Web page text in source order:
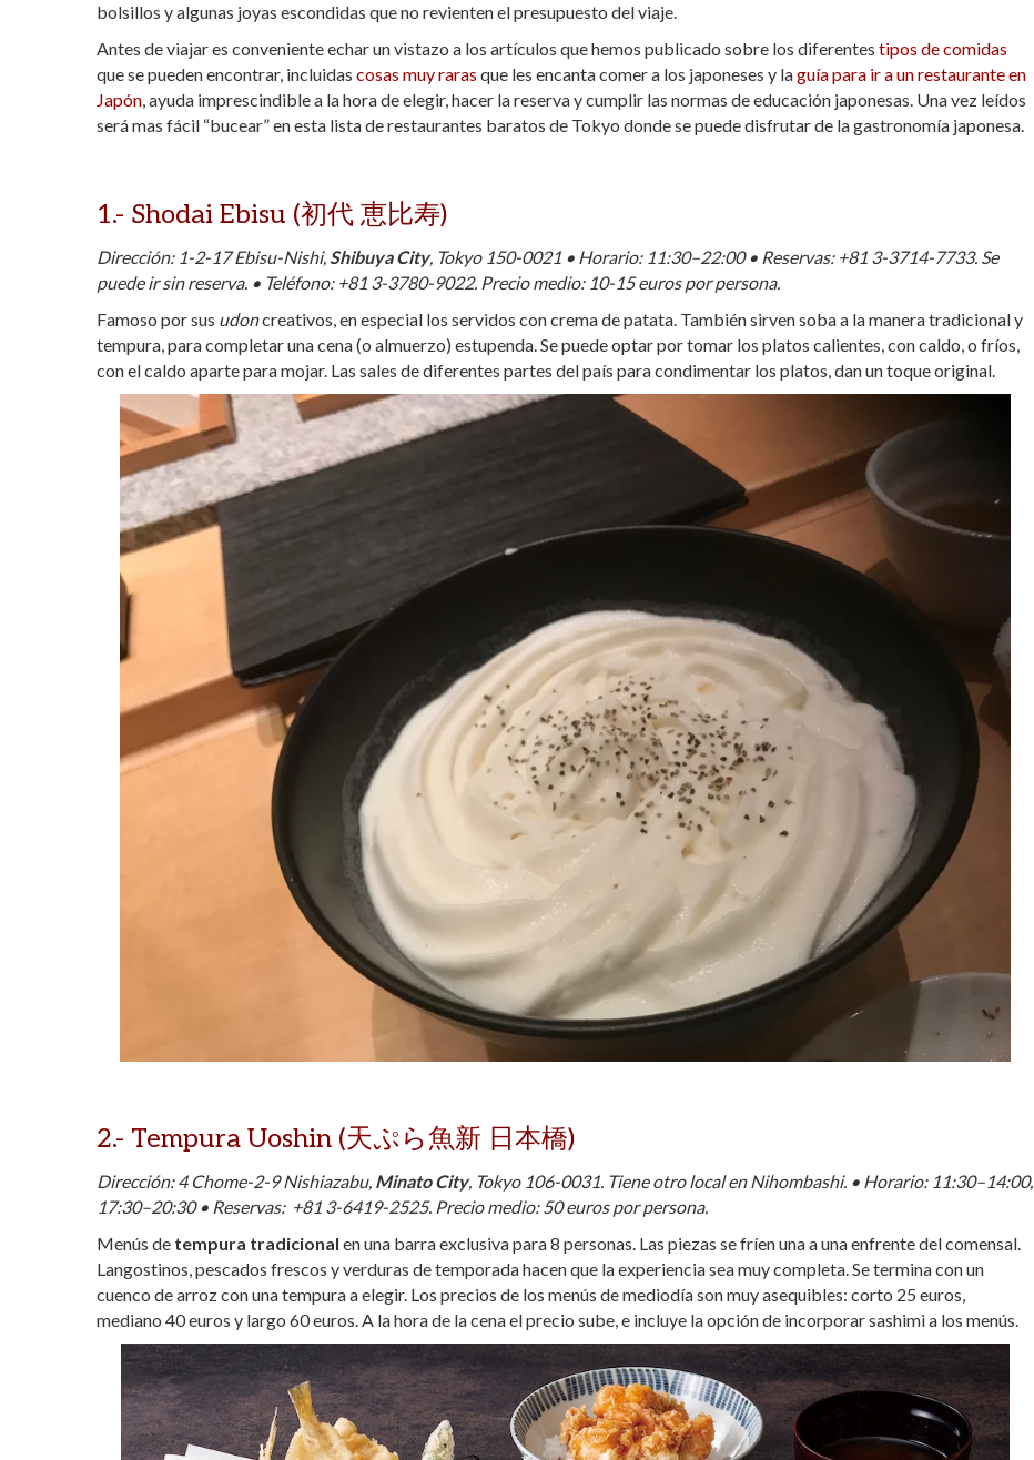
bolsillos y algunas joyas escondidas que no revienten el presupuesto del viaje.
Antes de viajar es conveniente echar un vistazo a los artículos que hemos publicado sobre los diferentes tipos de comidas
que se pueden encontrar, incluidas cosas muy raras que les encanta comer a los japoneses y laguía para ir a un restaurante en
Japón , ayuda imprescindible a la hora de elegir, hacer la reserva y cumplir las normas de educación japonesas. Una vez leídos
será mas fácil “bucear” en esta lista de restaurantes baratos de Tokyo donde se puede disfrutar de la gastronomía japonesa.
1.- Shodai Ebisu (初代 恵比寿)
Dirección: 1-2-17 Ebisu-Nishi, Shibuya City, Tokyo 150-0021 • Horario: 11:30–22:00 • Reservas: +81 3-3714-7733. Se
puede ir sin reserva. • Teléfono: +81 3-3780-9022. Precio medio: 10-15 euros por persona.
Famoso por sus udoncreativos, en especial los servidos con crema de patata. También sirven soba a la manera tradicional y
tempura, para completar una cena (o almuerzo) estupenda. Se puede optar por tomar los platos calientes, con caldo, o fríos,
con el caldo aparte para mojar. Las sales de diferentes partes del país para condimentar los platos, dan un toque original.
2.- Tempura Uoshin (天ぷら魚新 日本橋)
Dirección: 4 Chome-2-9 Nishiazabu, Minato City, Tokyo 106-0031. Tiene otro local en Nihombashi. • Horario: 11:30–14:00,
17:30–20:30 • Reservas: +81 3-6419-2525. Precio medio: 50 euros por persona.
Menús de tempura tradicional en una barra exclusiva para 8 personas. Las piezas se fríen una a una enfrente del comensal.
Langostinos, pescados frescos y verduras de temporada hacen que la experiencia sea muy completa. Se termina con un
cuenco de arroz con una tempura a elegir. Los precios de los menús de mediodía son muy asequibles: corto 25 euros,
mediano 40 euros y largo 60 euros. A la hora de la cena el precio sube, e incluye la opción de incorporar sashimi a los menús.